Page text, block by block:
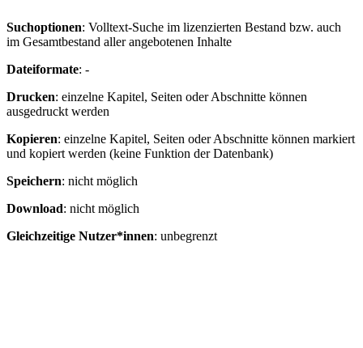
Suchoptionen: Volltext-Suche im lizenzierten Bestand bzw. auch
im Gesamtbestand aller angebotenen Inhalte
Dateiformate: -
Drucken: einzelne Kapitel, Seiten oder Abschnitte können
ausgedruckt werden
Kopieren: einzelne Kapitel, Seiten oder Abschnitte können markiert
und kopiert werden (keine Funktion der Datenbank)
Speichern: nicht möglich
Download: nicht möglich
Gleichzeitige Nutzer*innen: unbegrenzt